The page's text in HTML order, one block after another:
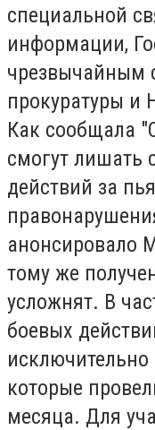
специальной
информации,
чрезвычайным
прокуратуры и
Как сообщала
смогут лишать
действий за
анонсировало
тому же
усложнят. В
боевых
которые
месяца. Для